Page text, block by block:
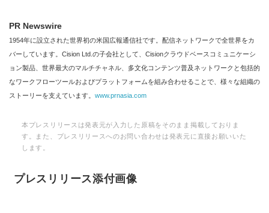
PR Newswire
1954年に設立された世界初の米国広報通信社です。配信ネットワークで全世界をカ
バーしています。Cision Ltd.の子会社として、Cisionクラウドベースコミュニケーシ
ョン製品、世界最大のマルチチャネル、多文化コンテンツ普及ネットワークと包括的
なワークフローツールおよびプラットフォームを組み合わせることで、様々な組織の
ストーリーを支えています。 www.prnasia.com
本プレスリリースは発表元が入力した原稿をそのまま掲載しておりま
す。また、プレスリリースへのお問い合わせは発表元に直接お願いいた
します。
プレスリリース添付画像
English